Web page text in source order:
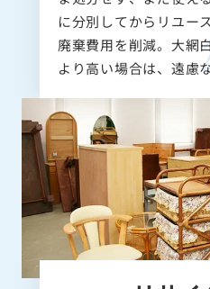
ま処分せず、まだ使え
に分別してからリユー
廃棄費用を削減。大網
より高い場合は、遠慮